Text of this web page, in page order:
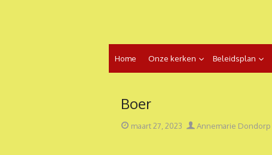
inhoud
Home Onze kerken Beleidsplan
Boer
Geplaatst
maart 27, 2023 Auteur
Annemarie Dondorp